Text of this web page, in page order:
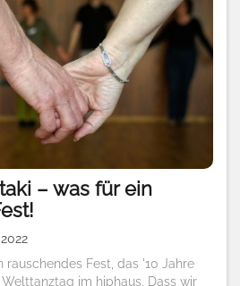
– was für ein
rauschendes Fest, das '10 Jahre
im hiphaus. Dass wir